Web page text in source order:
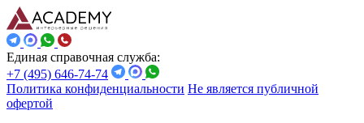
Единая справочная служба:
+7 (495) 646-74-74
Политика конфиденциальности Не является публичной
офертой